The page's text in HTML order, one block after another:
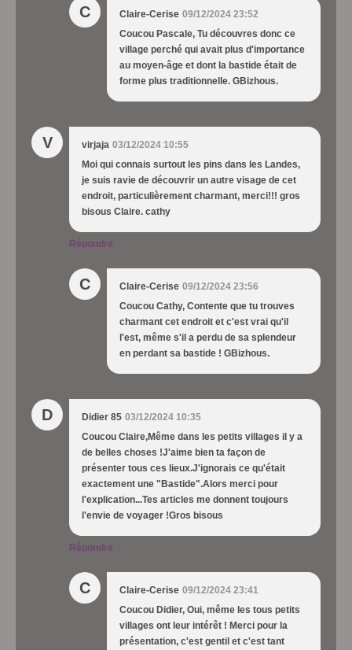
C Claire-Cerise 09/12/2024 23:52
Coucou Pascale, Tu découvres donc ce
village perché qui avait plus d'importance
au moyen-âge et dont la bastide était de
forme plus traditionnelle. GBizhous.
V virjaja 03/12/2024 10:55
Moi qui connais surtout les pins dans les Landes,
je suis ravie de découvrir un autre visage de cet
endroit, particulièrement charmant, merci!!! gros
bisous Claire. cathy
Répondre
C Claire-Cerise 09/12/2024 23:56
Coucou Cathy, Contente que tu trouves
charmant cet endroit et c'est vrai qu'il
l'est, même s'il a perdu de sa splendeur
en perdant sa bastide ! GBizhous.
D Didier 85 03/12/2024 10:35
Coucou Claire,Même dans les petits villages il y a
de belles choses !J'aime bien ta façon de
présenter tous ces lieux.J'ignorais ce qu'était
exactement une "Bastide".Alors merci pour
l'explication...Tes articles me donnent toujours
l'envie de voyager !Gros bisous
Répondre
C Claire-Cerise 09/12/2024 23:41
Coucou Didier, Oui, même les tous petits
villages ont leur intérêt ! Merci pour la
présentation, c'est gentil et c'est tant